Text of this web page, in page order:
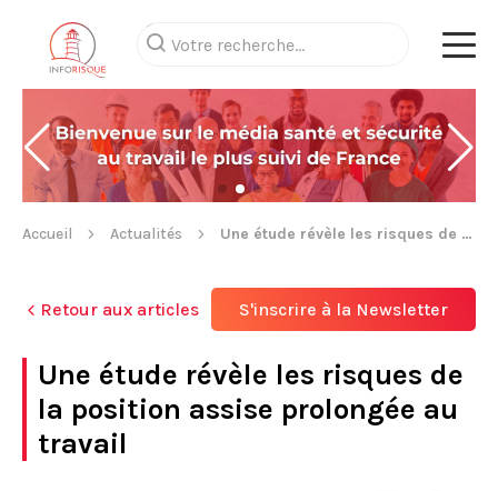
Accueil Actualités Une étude révèle les risques de la position assise prolongée au travail
Retour aux articles S'inscrire à la Newsletter
Une étude révèle les risques de
la position assise prolongée au
travail